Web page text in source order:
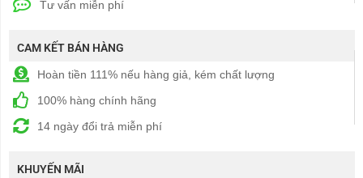
Tư vấn miễn phí
CAM KẾT BÁN HÀNG
Hoàn tiền 111% nếu hàng giả, kém chất lượng
100% hàng chính hãng
14 ngày đổi trả miễn phí
KHUYẾN MÃI